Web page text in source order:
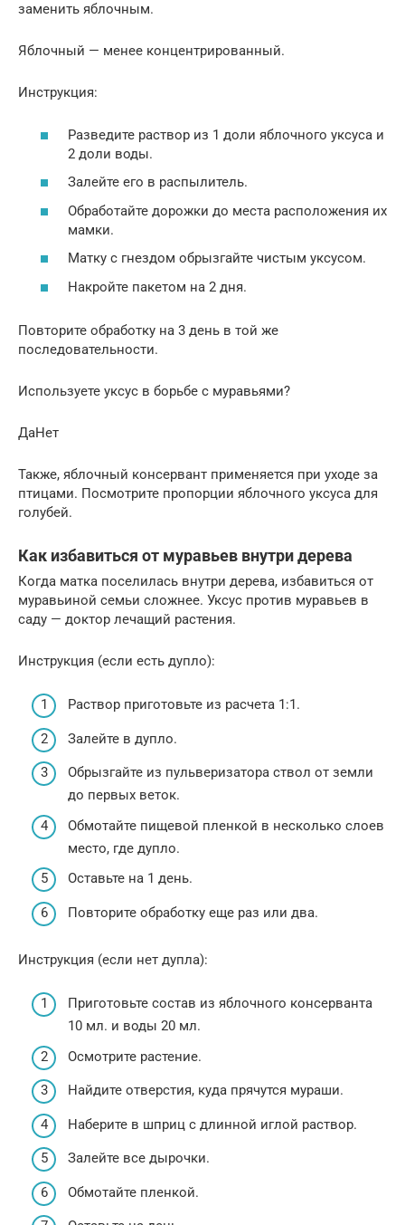
заменить яблочным.
Яблочный — менее концентрированный.
Инструкция:
Разведите раствор из 1 доли яблочного уксуса и
2 доли воды.
Залейте его в распылитель.
Обработайте дорожки до места расположения их
мамки.
Матку с гнездом обрызгайте чистым уксусом.
Накройте пакетом на 2 дня.
Повторите обработку на 3 день в той же
последовательности.
Используете уксус в борьбе с муравьями?
ДаНет
Также, яблочный консервант применяется при уходе за
птицами. Посмотрите пропорции яблочного уксуса для
голубей.
Как избавиться от муравьев внутри дерева
Когда матка поселилась внутри дерева, избавиться от
муравьиной семьи сложнее. Уксус против муравьев в
саду — доктор лечащий растения.
Инструкция (если есть дупло):
Раствор приготовьте из расчета 1:1.
Залейте в дупло.
Обрызгайте из пульверизатора ствол от земли
до первых веток.
Обмотайте пищевой пленкой в несколько слоев
место, где дупло.
Оставьте на 1 день.
Повторите обработку еще раз или два.
Инструкция (если нет дупла):
Приготовьте состав из яблочного консерванта
10 мл. и воды 20 мл.
Осмотрите растение.
Найдите отверстия, куда прячутся мураши.
Наберите в шприц с длинной иглой раствор.
Залейте все дырочки.
Обмотайте пленкой.